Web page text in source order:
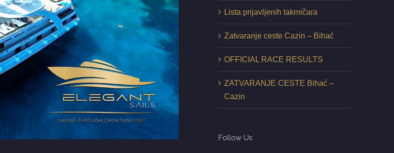
Lista prijavljenih takmičara
Zatvaranje ceste Cazin – Bihać
OFFICIAL RACE RESULTS
ZATVARANJE CESTE Bihać –
Cazin
Follow Us